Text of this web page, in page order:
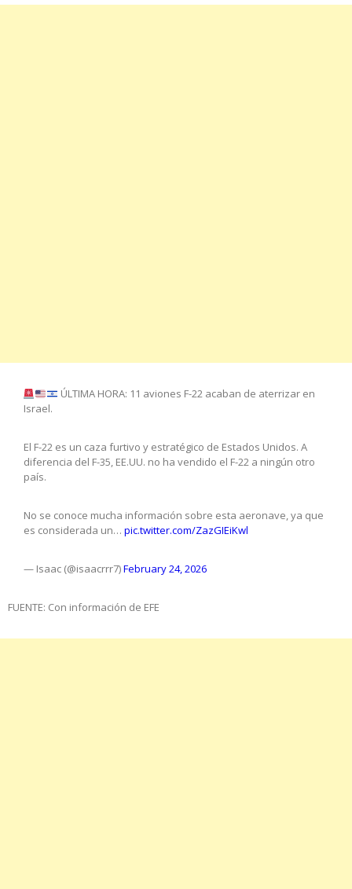
ÚLTIMA HORA: 11 aviones F-22 acaban de aterrizar en
Israel.
El F-22 es un caza furtivo y estratégico de Estados Unidos. A
diferencia del F-35, EE.UU. no ha vendido el F-22 a ningún otro
país.
No se conoce mucha información sobre esta aeronave, ya que
es considerada un… pic.twitter.com/ZazGIEiKwl
— Isaac (@isaacrrr7)February 24, 2026
FUENTE: Con información de EFE